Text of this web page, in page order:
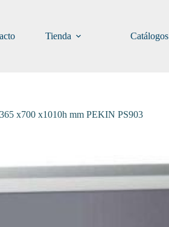
Tienda Catálogos
x700 x1010h mm PEKIN PS903